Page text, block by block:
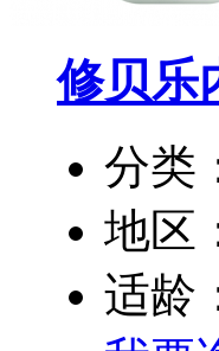
修贝乐
分类
地区
适龄